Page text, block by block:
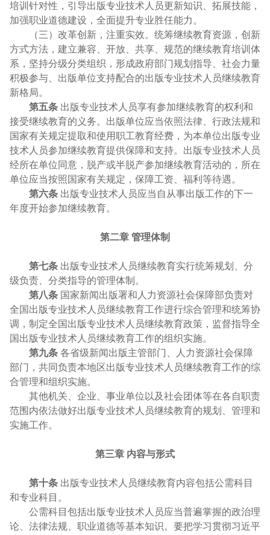
培训针对性，引导出版专业技术人员更新知识、拓展技能，
加强职业道德建设，全面提升专业胜任能力。
（三）改革创新，注重实效。统筹继续教育资源，创新
方式方法，建立兼容、开放、共享、规范的继续教育培训体
系，坚持分级分类组织，形成政府部门规划指导、社会力量
积极参与、出版单位支持配合的出版专业技术人员继续教育
新格局。
第五条出版专业技术人员享有参加继续教育的权利和
接受继续教育的义务。出版单位应当依照法律、行政法规和
国家有关规定提取和使用职工教育经费，为本单位出版专业
技术人员参加继续教育提供保障和支持。出版专业技术人员
经所在单位同意，脱产或半脱产参加继续教育活动的，所在
单位应当按照国家有关规定，保障工资、福利等待遇。
第六条出版专业技术人员应当自从事出版工作的下一
年度开始参加继续教育。
第二章 管理体制
第七条出版专业技术人员继续教育实行统筹规划、分
级负责、分类指导的管理体制。
第八条国家新闻出版署和人力资源社会保障部负责对
全国出版专业技术人员继续教育工作进行综合管理和统筹协
调，制定全国出版专业技术人员继续教育政策，监督指导全
国出版专业技术人员继续教育工作的组织实施。
第九条各省级新闻出版主管部门、人力资源社会保障
部门，共同负责本地区出版专业技术人员继续教育工作的综
合管理和组织实施。
其他机关、企业、事业单位以及社会团体等在各自职责
范围内依法做好出版专业技术人员继续教育的规划、管理和
实施工作。
第三章 内容与形式
第十条出版专业技术人员继续教育内容包括公需科目
和专业科目。
公需科目包括出版专业技术人员应当普遍掌握的政治理
论、法律法规、职业道德等基本知识。要把学习贯彻习近平